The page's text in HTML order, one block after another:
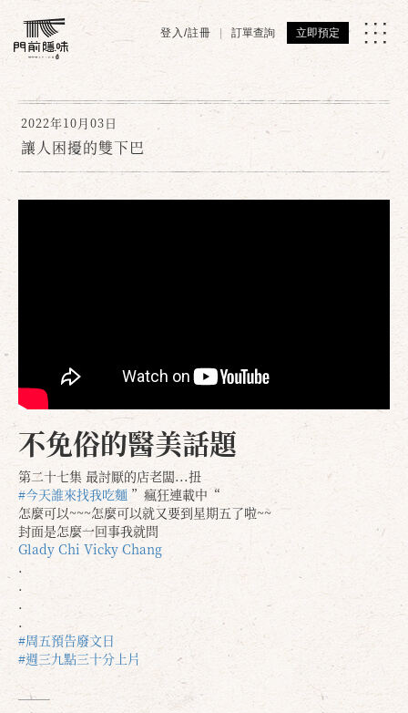
登入/註冊 訂單查詢 立即預定
2022年10月03日
讓人困擾的雙下巴
不免俗的醫美話題
第二十七集 最討厭的店老闆...扭
#今天誰來找我吃麵 ”瘋狂連載中“
怎麼可以~~~怎麼可以就又要到星期五了啦~~
封面是怎麼一回事我就問
Glady Chi Vicky Chang
.
.
.
.
#周五預告廢文日
#週三九點三十分上片